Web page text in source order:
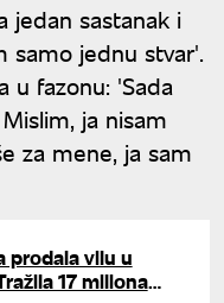
jedan sastanak i
samo jednu stvar'.
u fazonu: 'Sada
ja nisam
za mene, ja sam
prodala vilu u
17 miliona